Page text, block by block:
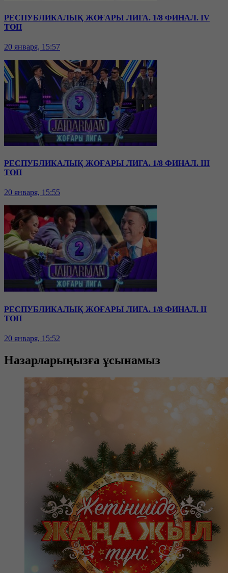
РЕСПУБЛИКАЛЫҚ ЖОҒАРЫ ЛИГА. 1/8 ФИНАЛ. IV
ТОП
20 января, 15:57
РЕСПУБЛИКАЛЫҚ ЖОҒАРЫ ЛИГА. 1/8 ФИНАЛ. III
ТОП
20 января, 15:55
РЕСПУБЛИКАЛЫҚ ЖОҒАРЫ ЛИГА. 1/8 ФИНАЛ. II
ТОП
20 января, 15:52
Назарларыңызға ұсынамыз